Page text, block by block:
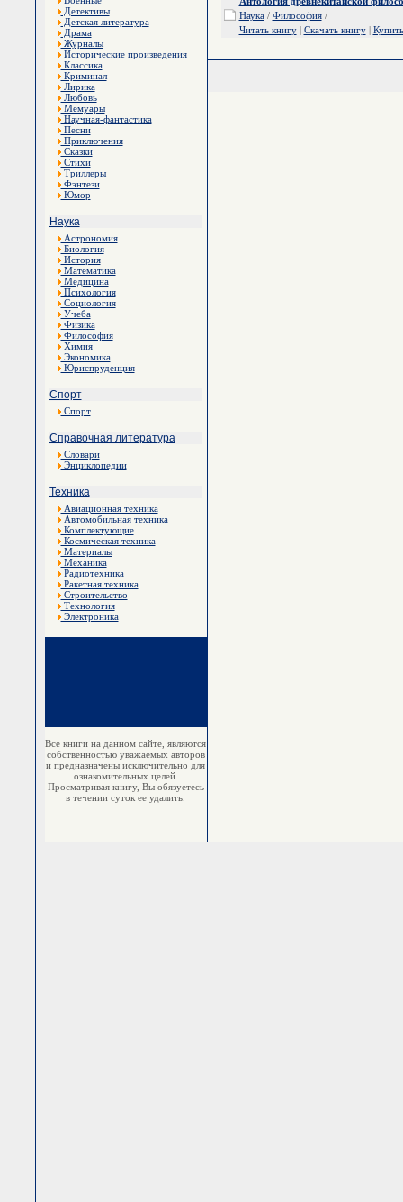
Детективы
Детская литература
Драма
Журналы
Исторические произведения
Классика
Криминал
Лирика
Любовь
Мемуары
Научная-фантастика
Песни
Приключения
Сказки
Стихи
Триллеры
Фэнтези
Юмор
Наука
Астрономия
Биология
История
Математика
Медицина
Психология
Социология
Учеба
Физика
Философия
Химия
Экономика
Юриспруденция
Спорт
Спорт
Справочная литература
Словари
Энциклопедии
Техника
Авиационная техника
Автомобильная техника
Комплектующие
Космическая техника
Материалы
Механика
Радиотехника
Ракетная техника
Строительство
Технология
Электроника
Все книги на данном сайте, являются
собственностью уважаемых авторов
и предназначены исключительно для
ознакомительных целей.
Просматривая книгу, Вы обязуетесь
в течении суток ее удалить.
Наука/ Философия/
Читать книгу| Скачать книгу| Купить